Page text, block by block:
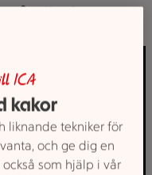
så gör du!
ICA
kakor
liknande tekniker för
och ge dig en
som hjälp i vår